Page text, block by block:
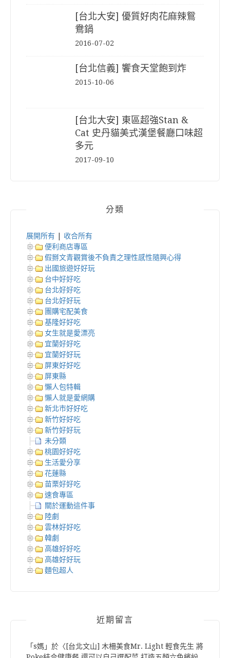
[台北大安] 優質好肉花麻辣鴛
鴦鍋
2016-07-02
[台北信義] 饗食天堂飽到炸
2015-10-06
[台北大安] 東區超強Stan &
Cat 史丹貓美式漢堡餐廳口味超
多元
2017-09-10
分類
展開所有
收合所有
便利商店專區
假掰文青觀賞後不負責之理性感性隨興心得
出國旅遊好好玩
台中好好吃
台北好好吃
台北好好玩
團購宅配美食
基隆好好吃
女生就是愛漂亮
宜蘭好好吃
宜蘭好好玩
屏東好好吃
屏東縣
懶人包特輯
懶人就是愛網購
新北市好好吃
新竹好好吃
新竹好好玩
未分類
桃園好好吃
生活愛分享
花蓮縣
苗栗好好吃
速食專區
關於運動這件事
陸劇
雲林好好吃
韓劇
高雄好好吃
高雄好好玩
麵包超人
近期留言
「s媽 」於〈 [台北文山] 木柵美食Mr. Light 輕食先生 將